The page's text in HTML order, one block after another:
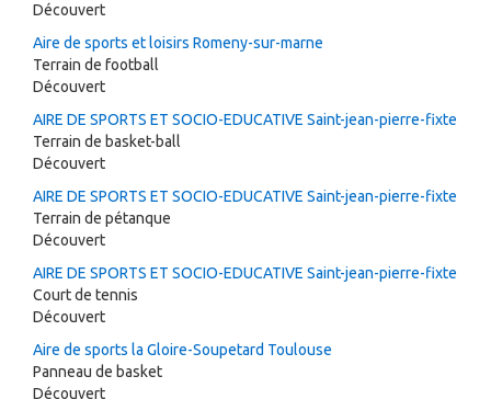
Découvert
Aire de sports et loisirs Romeny-sur-marne
Terrain de football
Découvert
AIRE DE SPORTS ET SOCIO-EDUCATIVE Saint-jean-pierre-fixte
Terrain de basket-ball
Découvert
AIRE DE SPORTS ET SOCIO-EDUCATIVE Saint-jean-pierre-fixte
Terrain de pétanque
Découvert
AIRE DE SPORTS ET SOCIO-EDUCATIVE Saint-jean-pierre-fixte
Court de tennis
Découvert
Aire de sports la Gloire-Soupetard Toulouse
Panneau de basket
Découvert